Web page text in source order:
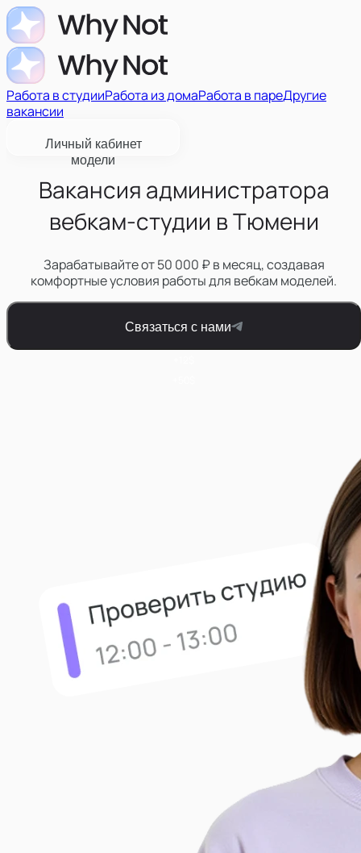
Работа в студииРабота из домаРабота в пареДругие
вакансии
Личный кабинет
модели
Вакансия администратора
вебкам-студии в Тюмени
Зарабатывайте от 50 000 ₽ в месяц, создавая
комфортные условия работы для вебкам моделей.
Связаться с нами